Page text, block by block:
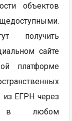
объектов
получить
сайте
платформе
из ЕГРН через
в любом